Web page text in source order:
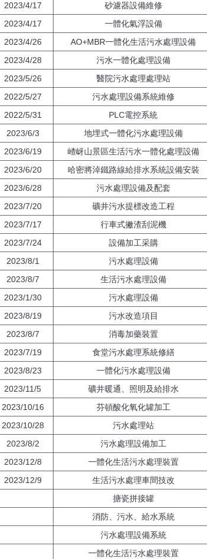
2023/4/17 砂濾器設備維修
2023/4/17 一體化氣浮設備
2023/4/26 AO+MBR一體化生活污水處理設備
2023/4/28 污水一體化處理設備
2023/5/26 醫院污水處理處理站
2022/5/27 污水處理設備系統維修
2022/5/31 PLC電控系統
2023/6/3 地埋式一體化污水處理設備
2023/6/19 嵖岈山景區生活污水一體化處理設備
2023/6/20 哈密將淖鐵路線給排水系統設備安裝
2023/6/28 污水處理設備及配套
2023/7/20 礦井污水提標改造工程
2023/7/17 行車式撇渣刮泥機
2023/7/24 設備加工采購
2023/8/1 污水處理設備
2023/8/7 生活污水處理設備
2023/1/30 污水處理設備
2023/8/19 污水改造項目
2023/8/7 消毒加藥裝置
2023/7/19 食堂污水處理系統修繕
2023/8/23 一體化污水處理設備
2023/11/5 礦井暖通、照明及給排水
2023/10/16 芬頓酸化氧化罐加工
2023/10/28 污水處理站
2023/8/2 污水處理設備加工
2023/12/8 一體化生活污水處理裝置
2023/12/9 生活污水處理車間技改
搪瓷拼接罐
消防、污水、給水系統
污水處理設備系統
一體化生活污水處理裝置